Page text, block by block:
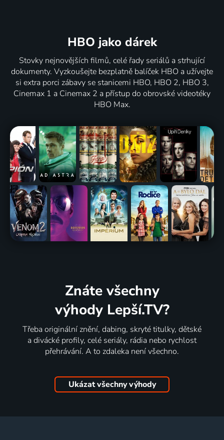
HBO jako dárek
Stovky nejnovějších filmů, celé řady seriálů a strhující
dokumenty. Vyzkoušejte bezplatně balíček HBO a užívejte
si extra porci zábavy se stanicemi HBO, HBO 2, HBO 3,
Cinemax 1 a Cinemax 2 a přístup do obrovské videotéky
HBO Max.
Znáte všechny
výhody Lepší.TV?
Třeba originální znění, dabing, skryté titulky, dětské
a divácké profily, celé seriály, rádia nebo rychlost
přehrávání. A to zdaleka není všechno.
Ukázat všechny výhody